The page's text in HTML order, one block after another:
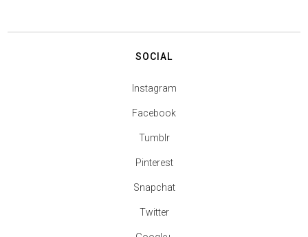
SOCIAL
Instagram
Facebook
Tumblr
Pinterest
Snapchat
Twitter